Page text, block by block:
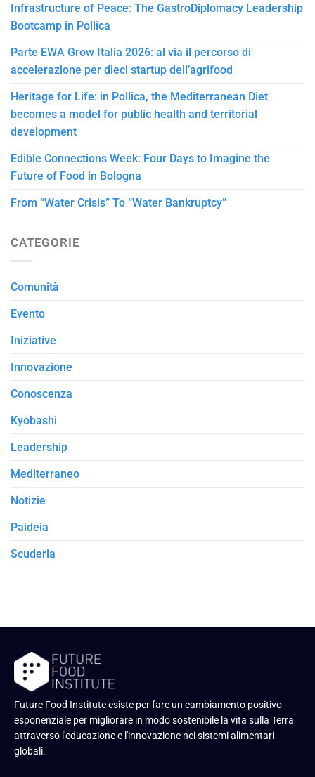
Infrastructure of Peace: The GastroDiplomacy Leadership
Bootcamp in Pollica
Parte EWA Grow Italia 2026: al via il percorso di
accelerazione per dieci startup dell’agrifood
Heritage for Life: in Pollica, the Mediterranean Diet
becomes a model for public health and territorial
development
Edible Connections Week: Four Days to Imagine the
Future of Food in Bologna
From “Water Crisis” To “Water Bankruptcy”
CATEGORIE
Comunità
Evento
Iniziative
Innovazione
Conoscenza
Kyobashi
Leadership
Mediterraneo
Notizie
Paideia
Scuderia
Future Food Institute esiste per fare un cambiamento positivo
esponenziale per migliorare in modo sostenibile la vita sulla Terra
attraverso l'educazione e l'innovazione nei sistemi alimentari
globali.